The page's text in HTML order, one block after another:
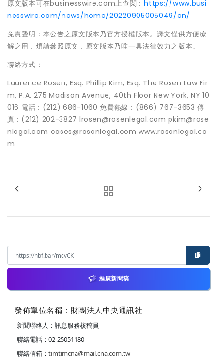
原文版本可在businesswire.com上查閱：https://www.busi
nesswire.com/news/home/20220905005049/en/
免責聲明：本公告之原文版本乃官方授權版本。譯文僅供方便瞭
解之用，煩請參照原文，原文版本乃唯一具法律效力之版本。
聯絡方式：
Laurence Rosen, Esq. Phillip Kim, Esq. The Rosen Law Fir
m, P.A. 275 Madison Avenue, 40th Floor New York, NY 10
016 電話：(212) 686-1060 免費熱線：(866) 767-3653 傳
真：(212) 202-3827 lrosen@rosenlegal.com pkim@rose
nlegal.com cases@rosenlegal.com www.rosenlegal.co
m
推廣新聞稿
發佈單位名稱：財團法人中央通訊社
新聞聯絡人：訊息服務核稿員
聯絡電話：02-25051180
聯絡信箱： timtimcna@mail.cna.com.tw